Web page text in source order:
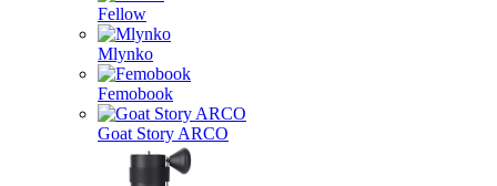
Fellow
Mlynko
Femobook
Goat Story ARCO